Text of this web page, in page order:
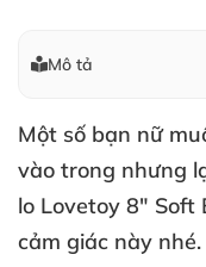
Mô tả
Một số bạn nữ
vào trong nhưng
lo Lovetoy 8" Soft
cảm giác này nhé.